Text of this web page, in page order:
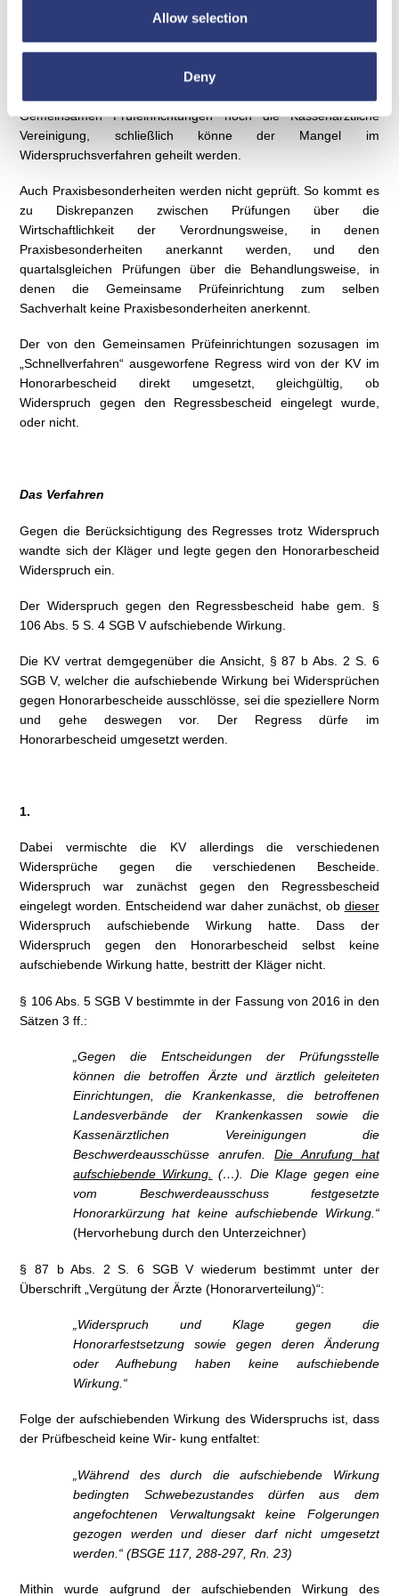
Allow selection
Deny
Honorarbescheide liegen nur wenige Monate – wird das
Prüfverfahren eher oberflächlich geführt.
Eine effektive Anhörung findet nicht statt. Bedenken hinsichtlich
Gemeinsamen Prüfeinrichtungen noch die Kassenärztliche
Vereinigung, schließlich könne der Mangel im
Widerspruchsverfahren geheilt werden.
Auch Praxisbesonderheiten werden nicht geprüft. So kommt es
zu Diskrepanzen zwischen Prüfungen über die
Wirtschaftlichkeit der Verordnungsweise, in denen
Praxisbesonderheiten anerkannt werden, und den
quartalsgleichen Prüfungen über die Behandlungsweise, in
denen die Gemeinsame Prüfeinrichtung zum selben
Sachverhalt keine Praxisbesonderheiten anerkennt.
Der von den Gemeinsamen Prüfeinrichtungen sozusagen im
„Schnellverfahren“ ausgeworfene Regress wird von der KV im
Honorarbescheid direkt umgesetzt, gleichgültig, ob
Widerspruch gegen den Regressbescheid eingelegt wurde,
oder nicht.
Das Verfahren
Gegen die Berücksichtigung des Regresses trotz Widerspruch
wandte sich der Kläger und legte gegen den Honorarbescheid
Widerspruch ein.
Der Widerspruch gegen den Regressbescheid habe gem. §
106 Abs. 5 S. 4 SGB V aufschiebende Wirkung.
Die KV vertrat demgegenüber die Ansicht, § 87 b Abs. 2 S. 6
SGB V, welcher die aufschiebende Wirkung bei Widersprüchen
gegen Honorarbescheide ausschlösse, sei die speziellere Norm
und gehe deswegen vor. Der Regress dürfe im
Honorarbescheid umgesetzt werden.
1.
Dabei vermischte die KV allerdings die verschiedenen
Widersprüche gegen die verschiedenen Bescheide.
Widerspruch war zunächst gegen den Regressbescheid
eingelegt worden. Entscheidend war daher zunächst, ob dieser
Widerspruch aufschiebende Wirkung hatte. Dass der
Widerspruch gegen den Honorarbescheid selbst keine
aufschiebende Wirkung hatte, bestritt der Kläger nicht.
§ 106 Abs. 5 SGB V bestimmte in der Fassung von 2016 in den
Sätzen 3 ff.:
„Gegen die Entscheidungen der Prüfungsstelle
können die betroffen Ärzte und ärztlich geleiteten
Einrichtungen, die Krankenkasse, die betroffenen
Landesverbände der Krankenkassen sowie die
Kassenärztlichen Vereinigungen die
Beschwerdeausschüsse anrufen. Die Anrufung hat
aufschiebende Wirkung.
(…). Die Klage gegen eine
vom Beschwerdeausschuss festgesetzte
Honorarkürzung hat keine aufschiebende Wirkung.“
(Hervorhebung durch den Unterzeichner)
§ 87 b Abs. 2 S. 6 SGB V wiederum bestimmt unter der
Überschrift „Vergütung der Ärzte (Honorarverteilung)“:
„Widerspruch und Klage gegen die
Honorarfestsetzung sowie gegen deren Änderung
oder Aufhebung haben keine aufschiebende
Wirkung.“
Folge der aufschiebenden Wirkung des Widerspruchs ist, dass
der Prüfbescheid keine Wir- kung entfaltet:
„Während des durch die aufschiebende Wirkung
bedingten Schwebezustandes dürfen aus dem
angefochtenen Verwaltungsakt keine Folgerungen
gezogen werden und dieser darf nicht umgesetzt
werden.“ (BSGE 117, 288-297, Rn. 23)
Mithin wurde aufgrund der aufschiebenden Wirkung des